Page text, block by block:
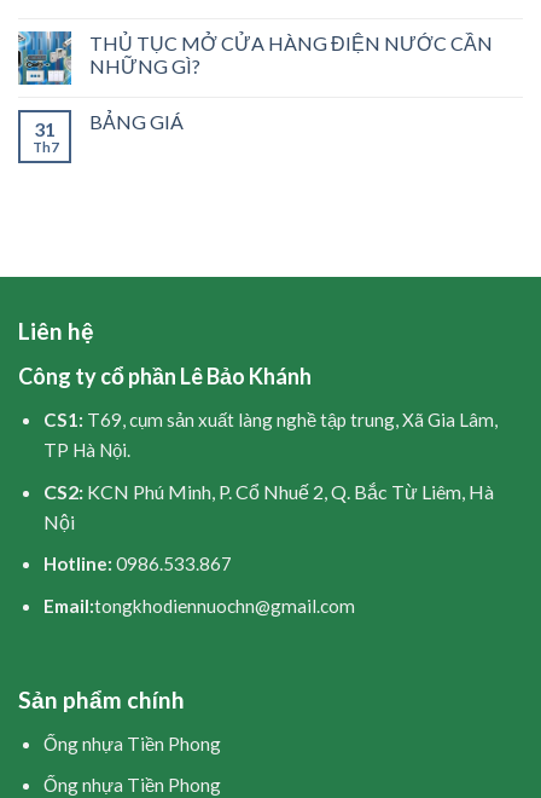
THỦ TỤC MỞ CỬA HÀNG ĐIỆN NƯỚC CẦN
NHỮNG GÌ?
31
Th7
BẢNG GIÁ
Liên hệ
Công ty cổ phần Lê Bảo Khánh
CS1: T69, cụm sản xuất làng nghề tập trung, Xã Gia Lâm,
TP Hà Nội.
CS2:KCN Phú Minh, P. Cổ Nhuế 2, Q. Bắc Từ Liêm, Hà
Nội
Hotline: 0986.533.867
Email:tongkhodiennuochn@gmail.com
Sản phẩm chính
Ống nhựa Tiền Phong
Ống nhựa Tiền Phong